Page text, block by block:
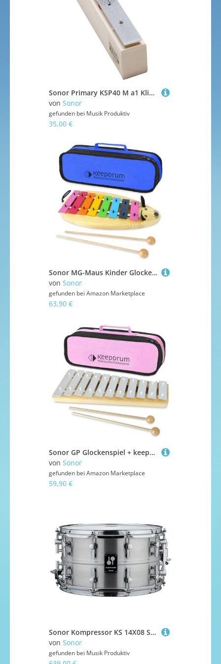
Sonor Primary KSP40 M a1 Klingende Stäbe
von Sonor
gefunden bei Musik Produktiv
35,00 €
Sonor MG-Maus Kinder Glockenspiel + keepdrum Tasche in Blau
von Sonor
gefunden bei Amazon Marketplace
63,90 €
Sonor GP Glockenspiel + keepdrum Trage-Tasche Pink
von Sonor
gefunden bei Amazon Marketplace
59,90 €
Sonor Kompressor KS 14X08 SDA Aluminium Snare Snare Drum
von Sonor
gefunden bei Musik Produktiv